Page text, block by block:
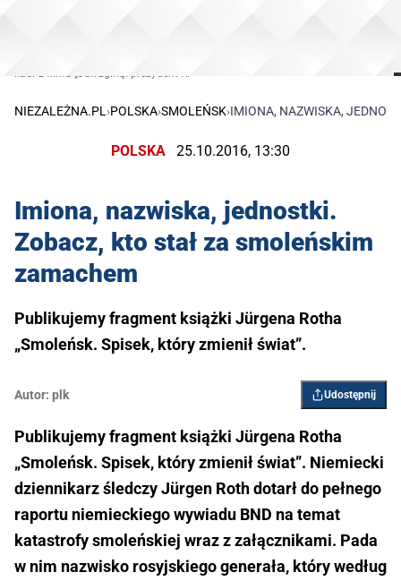
NIEZALEŻNA.PL ›POLSKA›SMOLEŃSK›IMIONA, NAZWISKA,
POLSKA 25.10.2016, 13:30
Imiona, nazwiska, jednostki.
Zobacz, kto stał za smoleńskim
zamachem
Publikujemy fragment książki Jürgena Rotha
„Smoleńsk. Spisek, który zmienił świat”.
Autor: plk Udostępnij
Publikujemy fragment książki Jürgena Rotha
„Smoleńsk. Spisek, który zmienił świat”. Niemiecki
dziennikarz śledczy Jürgen Roth dotarł do pełnego
raportu niemieckiego wywiadu BND na temat
katastrofy smoleńskiej wraz z załącznikami. Pada
w nim nazwisko rosyjskiego generała, który według